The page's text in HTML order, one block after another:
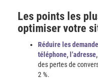
Les points les
optimiser votre
Réduire les
téléphone,
des pertes de
2 %.